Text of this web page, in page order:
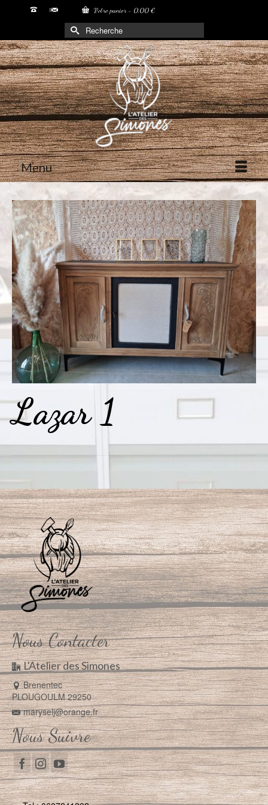
Votre panier- 0,00 €
Rechercher :
Menu
Lazar 1
Nous Contacter
L'Atelier des Simones
Brenentec
PLOUGOULM 29250
maryselj@orange.fr
Nous Suivre